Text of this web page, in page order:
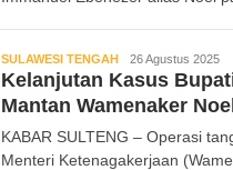
SULAWESI TENGAH Kabar
Sulteng
26 Agustus 2025
Kelanjutan Kasus
Mantan Wamenaker Noel
KABAR SULTENG – Operasi
Menteri Ketenagakerjaan